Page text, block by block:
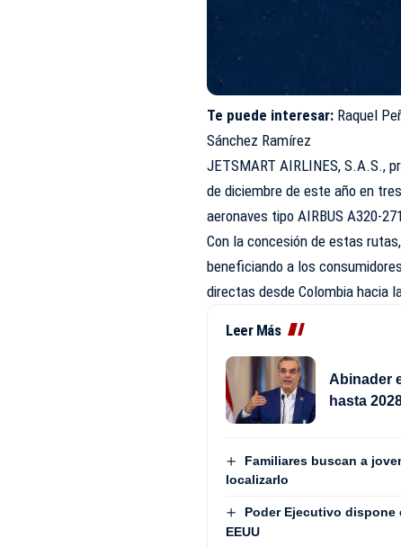
Te puede interesar: Raquel
Sánchez Ramírez
JETSMART AIRLINES, S.A.S.,
de diciembre de este año en
aeronaves tipo AIRBUS A320-
Con la concesión de estas
beneficiando a los
directas desde Colombia hacia
Leer Más
Abinader
hasta
Familiares buscan a
localizarlo
Poder Ejecutivo
EEUU